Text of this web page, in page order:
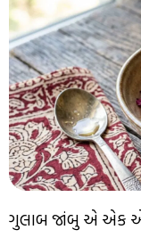
ગુલાબ જાંબુ એ એક